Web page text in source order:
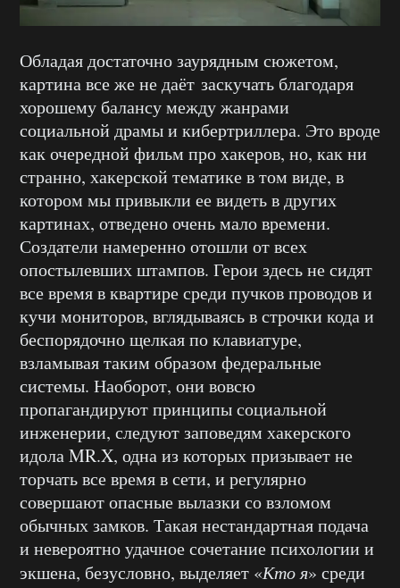
Обладая достаточно заурядным сюжетом,
картина все же не даёт заскучать благодаря
хорошему балансу между жанрами
социальной драмы и кибертриллера. Это вроде
как очередной фильм про хакеров, но, как ни
странно, хакерской тематике в том виде, в
котором мы привыкли ее видеть в других
картинах, отведено очень мало времени.
Создатели намеренно отошли от всех
опостылевших штампов. Герои здесь не сидят
все время в квартире среди пучков проводов и
кучи мониторов, вглядываясь в строчки кода и
беспорядочно щелкая по клавиатуре,
взламывая таким образом федеральные
системы. Наоборот, они вовсю
пропагандируют принципы социальной
инженерии, следуют заповедям хакерского
идола MR.X, одна из которых призывает не
торчать все время в сети, и регулярно
совершают опасные вылазки со взломом
обычных замков. Такая нестандартная подача
и невероятно удачное сочетание психологии и
экшена, безусловно, выделяет «Кто я» среди